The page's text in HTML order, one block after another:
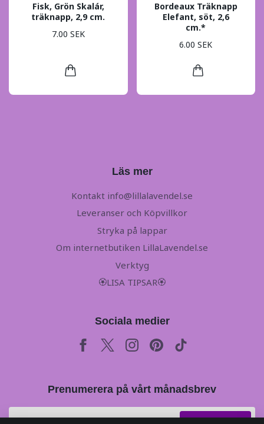
Fisk, Grön Skalár,
träknapp, 2,9 cm.
7.00 SEK
Bordeaux Träknapp
Elefant, söt, 2,6
cm.*
6.00 SEK
Läs mer
Kontakt info@lillalavendel.se
Leveranser och Köpvillkor
Stryka på lappar
Om internetbutiken LillaLavendel.se
Verktyg
🏵LISA TIPSAR🏵
Sociala medier
Prenumerera på vårt månadsbrev